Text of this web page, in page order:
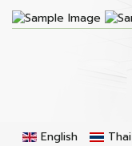
English Thai